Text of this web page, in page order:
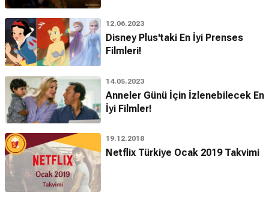
12.06.2023
Disney Plus'taki En İyi Prenses
Filmleri!
14.05.2023
Anneler Günü İçin İzlenebilecek En
İyi Filmler!
19.12.2018
Netflix Türkiye Ocak 2019 Takvimi